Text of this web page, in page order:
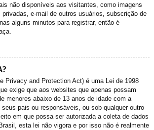
não disponíveis aos visitantes, como imagens
privadas, e-mail de outros usuários, subscrição de
alguns minutos para registrar, então é
Privacy and Protection Act) é uma Lei de 1998
exige que aos websites que apenas possam
menores abaixo de 13 anos de idade com a
pais ou responsáveis, ou sob qualquer outro
em que possa ser autorizada a coleta de dados
esta lei não vigora e por isso não é realmente